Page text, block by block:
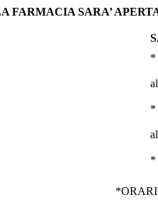
FARMACIA SARA’
*
*
*